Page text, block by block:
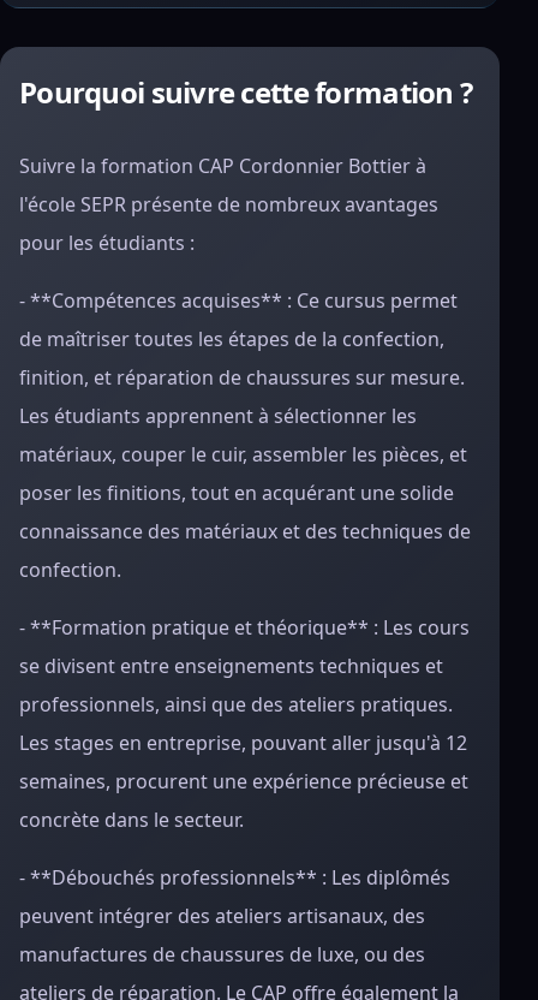
Pourquoi suivre cette formation ?
Suivre la formation CAP Cordonnier Bottier à
l'école SEPR présente de nombreux avantages
pour les étudiants :
- **Compétences acquises** : Ce cursus permet
de maîtriser toutes les étapes de la confection,
finition, et réparation de chaussures sur mesure.
Les étudiants apprennent à sélectionner les
matériaux, couper le cuir, assembler les pièces, et
poser les finitions, tout en acquérant une solide
connaissance des matériaux et des techniques de
confection.
- **Formation pratique et théorique** : Les cours
se divisent entre enseignements techniques et
professionnels, ainsi que des ateliers pratiques.
Les stages en entreprise, pouvant aller jusqu'à 12
semaines, procurent une expérience précieuse et
concrète dans le secteur.
- **Débouchés professionnels** : Les diplômés
peuvent intégrer des ateliers artisanaux, des
manufactures de chaussures de luxe, ou des
ateliers de réparation. Le CAP offre également la